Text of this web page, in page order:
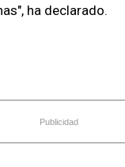
ha declarado.
Publicidad